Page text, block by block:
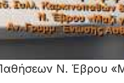
Ν. Έβρου